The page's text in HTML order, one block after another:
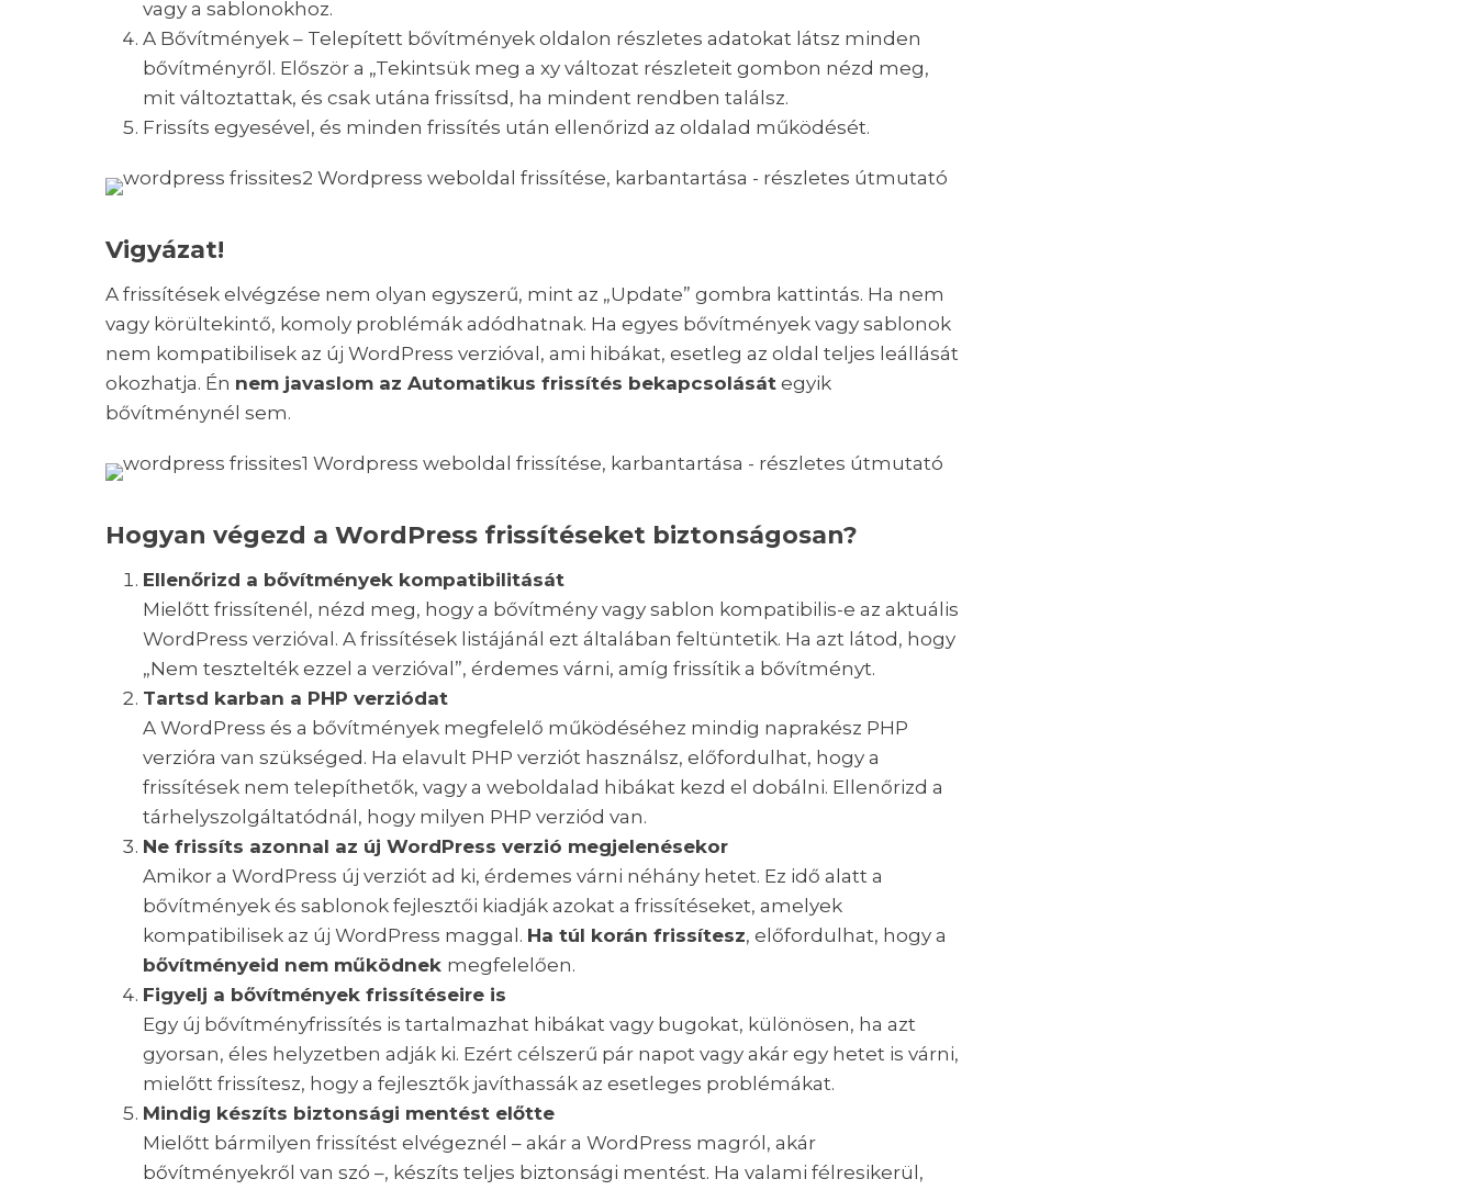
vagy a sablonokhoz.
A Bővítmények – Telepített bővítmények oldalon részletes adatokat látsz minden
bővítményről. Először a „Tekintsük meg a xy változat részleteit gombon nézd meg,
mit változtattak, és csak utána frissítsd, ha mindent rendben találsz.
Frissíts egyesével, és minden frissítés után ellenőrizd az oldalad működését.
Vigyázat!
A frissítések elvégzése nem olyan egyszerű, mint az „Update” gombra kattintás. Ha nem
vagy körültekintő, komoly problémák adódhatnak. Ha egyes bővítmények vagy sablonok
nem kompatibilisek az új WordPress verzióval, ami hibákat, esetleg az oldal teljes leállását
okozhatja. Én nem javaslom az Automatikus frissítés bekapcsolását egyik
bővítménynél sem.
Hogyan végezd a WordPress frissítéseket biztonságosan?
Ellenőrizd a bővítmények kompatibilitását
Mielőtt frissítenél, nézd meg, hogy a bővítmény vagy sablon kompatibilis-e az aktuális
WordPress verzióval. A frissítések listájánál ezt általában feltüntetik. Ha azt látod, hogy
„Nem tesztelték ezzel a verzióval”, érdemes várni, amíg frissítik a bővítményt.
Tartsd karban a PHP verziódat
A WordPress és a bővítmények megfelelő működéséhez mindig naprakész PHP
verzióra van szükséged. Ha elavult PHP verziót használsz, előfordulhat, hogy a
frissítések nem telepíthetők, vagy a weboldalad hibákat kezd el dobálni. Ellenőrizd a
tárhelyszolgáltatódnál, hogy milyen PHP verziód van.
Ne frissíts azonnal az új WordPress verzió megjelenésekor
Amikor a WordPress új verziót ad ki, érdemes várni néhány hetet. Ez idő alatt a
bővítmények és sablonok fejlesztői kiadják azokat a frissítéseket, amelyek
kompatibilisek az új WordPress maggal. Ha túl korán frissítesz, előfordulhat, hogy a
bővítményeid nem működnek megfelelően.
Figyelj a bővítmények frissítéseire is
Egy új bővítményfrissítés is tartalmazhat hibákat vagy bugokat, különösen, ha azt
gyorsan, éles helyzetben adják ki. Ezért célszerű pár napot vagy akár egy hetet is várni,
mielőtt frissítesz, hogy a fejlesztők javíthassák az esetleges problémákat.
Mindig készíts biztonsági mentést előtte
Mielőtt bármilyen frissítést elvégeznél – akár a WordPress magról, akár
bővítményekről van szó –, készíts teljes biztonsági mentést. Ha valami félresikerül,